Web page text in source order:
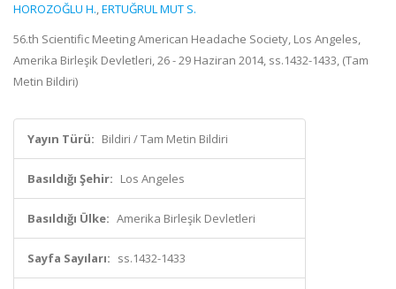
HOROZOĞLU H.,ERTUĞRUL MUT S.
56.th Scientific Meeting American Headache Society, Los Angeles,
Amerika Birleşik Devletleri, 26 - 29 Haziran 2014, ss.1432-1433, (Tam
Metin Bildiri)
Yayın Türü: Bildiri / Tam Metin Bildiri
Basıldığı Şehir: Los Angeles
Basıldığı Ülke: Amerika Birleşik Devletleri
Sayfa Sayıları: ss.1432-1433